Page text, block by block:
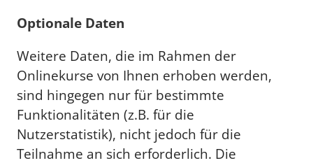
Optionale Daten
Weitere Daten, die im Rahmen der
Onlinekurse von Ihnen erhoben werden,
sind hingegen nur für bestimmte
Funktionalitäten (z.B. für die
Nutzerstatistik), nicht jedoch für die
Teilnahme an sich erforderlich. Die